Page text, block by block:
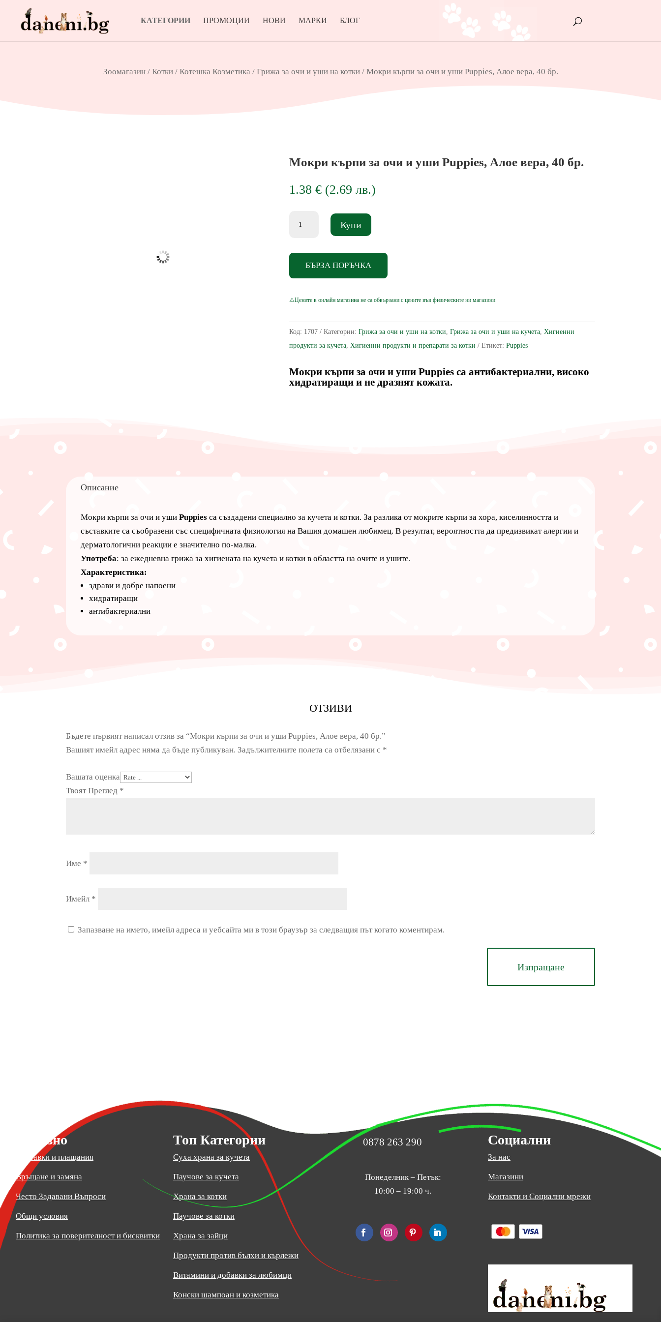
КАТЕГОРИИ ПРОМОЦИИ НОВИ МАРКИ БЛОГ
Зоомагазин/ Котки/ Котешка Козметика / Грижа за очи и уши на котки/ Мокри кърпи за очи и уши Puppies, Алое вера, 40 бр.
Мокри кърпи за очи и уши Puppies, Алое вера, 40 бр.
1.38€ (2.69лв.)
кърпи
и
Puppies,
40
бр.
Купи
БЪРЗА ПОРЪЧКА
Код: 1707 Категории:Грижа за очи и уши на котки ,Грижа за очи и уши на кучета ,Хигиенни
продукти за кучета ,Хигиенни продукти и препарати за котки Етикет:Puppies
Мокри кърпи за очи и ушиPuppiesса антибактериални, високо
хидратиращи и не дразнят кожата.
Описание
Мокри кърпи за очи и ушиPuppies са създадени специално за кучета и котки. За разлика от мокрите кърпи за хора, киселинността и
съставките са съобразени със специфичната физиология на Вашия домашен любимец. В резултат, вероятността да предизвикат алергии и
дерматологични реакции е значително по-малка.
Употреба: за ежедневна грижа за хигиената на кучета и котки в областта на очите и ушите.
Характеристика:
здрави и добре напоени
хидратиращи
антибактериални
ОТЗИВИ
Бъдете първият написал отзив за “Мокри кърпи за очи и уши Puppies, Алое вера, 40 бр.”
Вашият имейл адрес няма да бъде публикуван. Задължителните полета са отбелязани с *
Вашата оценка
Твоят Преглед *
Име *
Имейл *
Запазване на името, имейл адреса и уебсайта ми в този браузър за следващия път когато коментирам.
Изпращане
Полезно
Доставки и плащания
Връщане и замяна
Често Задавани Въпроси
Общи условия
Политика за поверителност и бисквитки
Топ Категории
Суха храна за кучета
Паучове за кучета
Храна за котки
Паучове за котки
Храна за зайци
Продукти против бълхи и кърлежи
Витамини и добавки за любимци
Конски шампоан и козметика
0878 263 290
Понеделник – Петък:
10:00 – 19:00 ч.
Социални
За нас
Магазини
Контакти и Социални мрежи